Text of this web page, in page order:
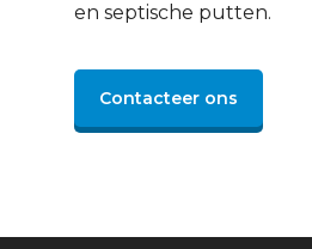
en septische putten.
Contacteer ons